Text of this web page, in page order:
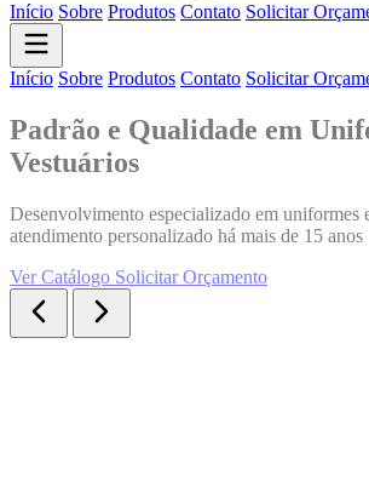
Início Sobre Produtos Contato Solicitar
Início Sobre Produtos Contato Solicitar
Padrão e Qualidade em
Vestuários
Desenvolvimento especializado em uniformes
atendimento personalizado há mais de 15 anos
Ver Catálogo Solicitar Orçamento